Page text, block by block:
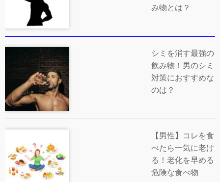
み物とは？
シミを消す最強の
飲み物！男のシミ
対策におすすめな
のは？
【男性】コレを食
べたら一気に老け
る！老化を早める
危険な食べ物